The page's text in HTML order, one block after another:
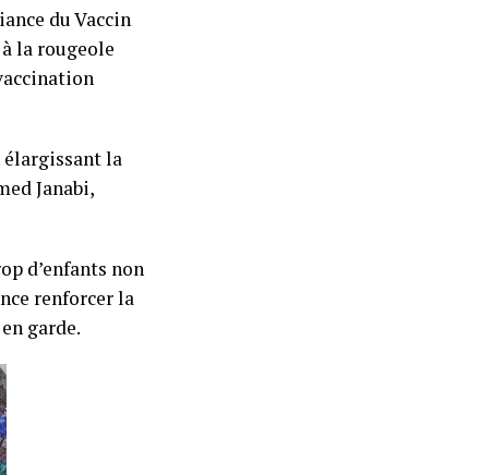
du Vaccin
la rougeole
élargissant la
Janabi,
d’enfants non
renforcer la
garde.